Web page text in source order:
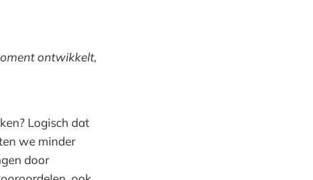
ontwikkelt,
Logisch dat
we minder
door